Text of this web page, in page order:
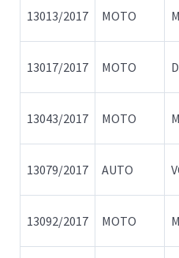
13013/2017 MOTO
13017/2017 MOTO
13043/2017 MOTO
13079/2017 AUTO
13092/2017 MOTO